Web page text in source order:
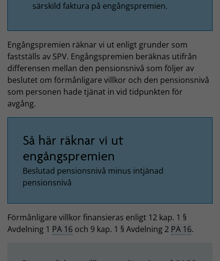
särskild faktura på engångspremien.
Engångspremien räknar vi ut enligt grunder som
fastställs av SPV. Engångspremien beräknas utifrån
differensen mellan den pensionsnivå som följer av
beslutet om förmånligare villkor och den pensionsnivå
som personen hade tjänat in vid tidpunkten för
avgång.
Så här räknar vi ut
engångspremien
Beslutad pensionsnivå minus intjänad
pensionsnivå
Förmånligare villkor finansieras enligt 12 kap. 1 §
Avdelning 1 PA 16 och 9 kap. 1 § Avdelning 2 PA 16.